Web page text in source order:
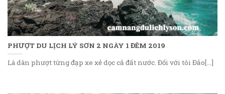
PHƯỢT DU LỊCH LÝ SƠN 2 NGÀY 1 ĐÊM 2019
Là dân phượt từng đạp xe xẻ dọc cả đất nước. Đối với tôi Đảo[...]